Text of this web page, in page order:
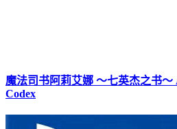
魔法司书阿莉艾娜 ～七英杰之书
Codex